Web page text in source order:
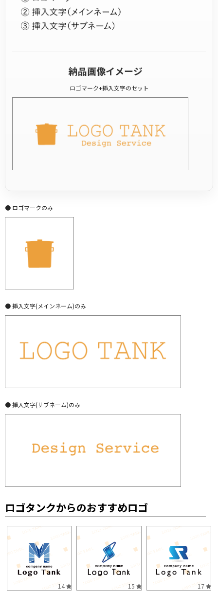
納品画像イメージ
ロゴマーク+挿入文字のセット
● ロゴマークのみ
● 挿入文字(メインネーム)のみ
● 挿入文字(サブネーム)のみ
ロゴタンクからのおすすめロゴ
14 15 17